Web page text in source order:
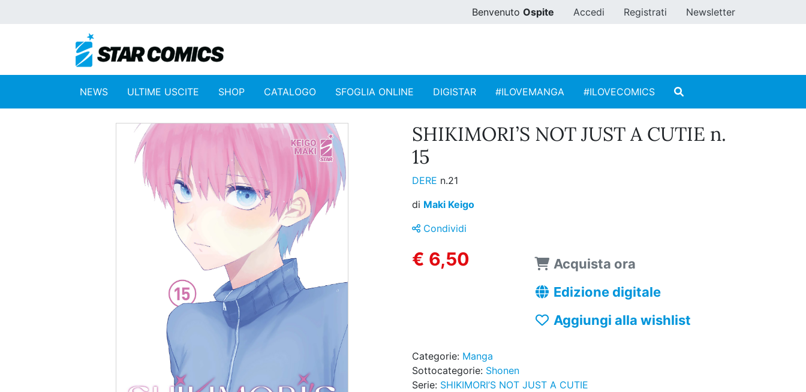
Benvenuto Ospite Accedi Registrati Newsletter
NEWS ULTIME USCITE SHOP CATALOGO SFOGLIA ONLINE DIGISTAR #ILOVEMANGA #ILOVECOMICS
SHIKIMORI’S NOT JUST A CUTIE n.
15
DERE n.21
di Maki Keigo
Condividi
€ 6,50
Acquista ora
Edizione digitale
Aggiungi alla wishlist
Categorie: Manga
Sottocategorie: Shonen
Serie: SHIKIMORI’S NOT JUST A CUTIE